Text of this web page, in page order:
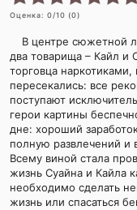
Оценка: 0/10 (0)
В центре сюжетной
два товарища – Кайл и
торговца
пересекались: все
поступают
герои картины
дне: хороший
полную развлечений и
Всему виной стала
жизнь Суайна и Кайла
необходимо сделать
жизнь или спасаться